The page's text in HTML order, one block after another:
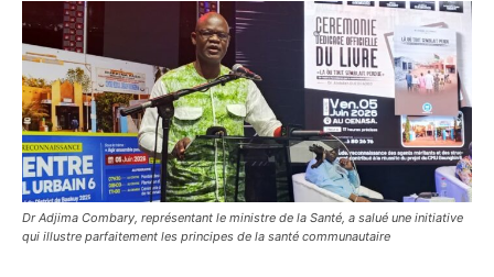
Dr Adjima Combary, représentant le ministre de la Santé, a salué une initiative
qui illustre parfaitement les principes de la santé communautaire